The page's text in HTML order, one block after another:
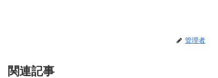
管理者
関連記事